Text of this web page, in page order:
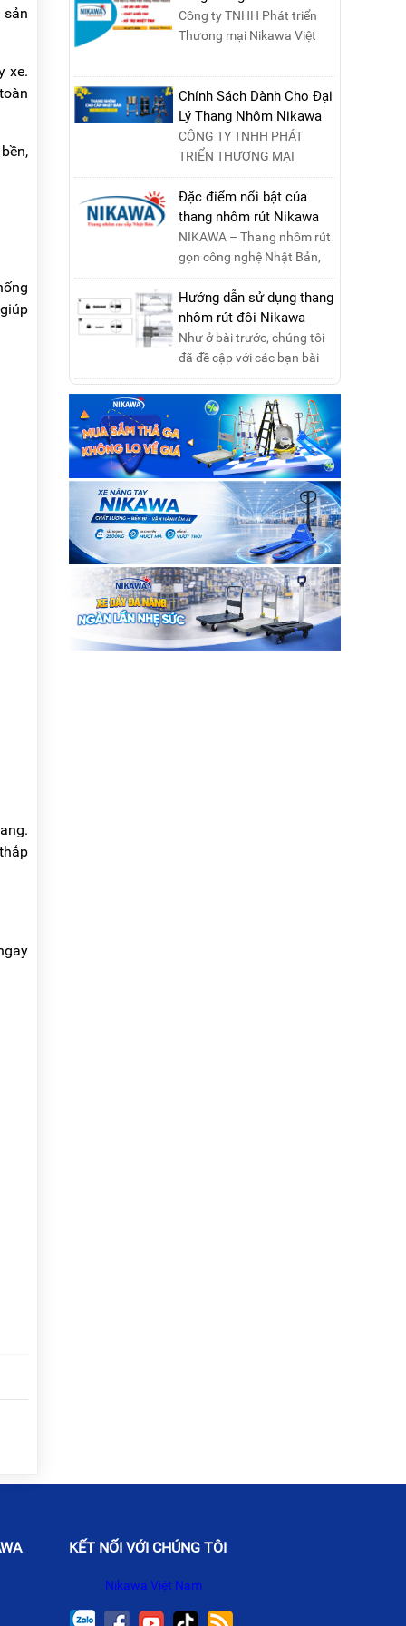
sản
xe.
Công ty TNHH Phát triển
Thương mại Nikawa Việt
độc quyền sản phẩm
thang....
Chính Sách Dành Cho Đại
Lý Thang Nhôm Nikawa
CÔNG TY TNHH PHÁT
TRIỂN THƯƠNG MẠI
NIKAWA VIỆT NAM –
Nikawa Miền Bắc: Số 19,
Đường Trung ....
Đặc điểm nổi bật của
thang nhôm rút Nikawa
NIKAWA – Thang nhôm rút
gọn công nghệ Nhật Bản,
đạt tiêu chuẩn Châu Âu,
đảm bảo sự an toàn tuy....
Hướng dẫn sử dụng thang
nhôm rút đôi Nikawa
Như ở bài trước, chúng tôi
đã đề cập với các bạn bài
viết hướng dẫn sử dụng
thang nhôm rút đơn ....
KẾT NỐI VỚI CHÚNG TÔI
Nikawa Việt Nam